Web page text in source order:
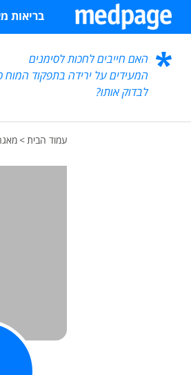
בריאות
האם חייבים לחכות לסימנים
המעידים על ירידה בתפקוד המוח
לבדוק אותו?
עמוד הבית >